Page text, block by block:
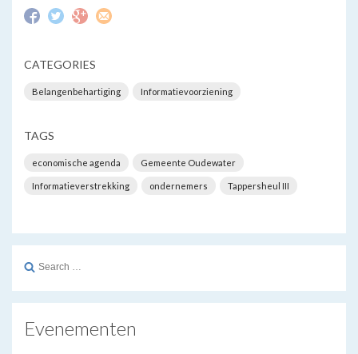
CATEGORIES
Belangenbehartiging Informatievoorziening
TAGS
economische agenda Gemeente Oudewater
Informatieverstrekking ondernemers Tappersheul III
Search
Evenementen